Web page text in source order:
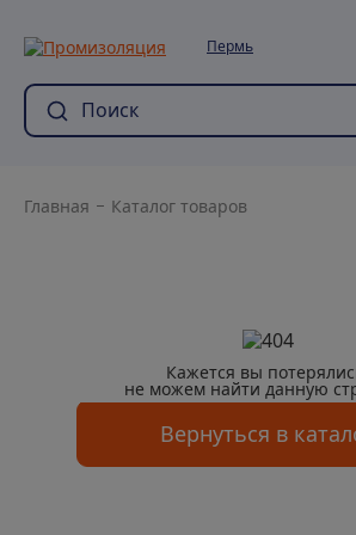
Пермь
Главная Каталог товаров
Кажется вы
не можем найти данную
Вернуться в